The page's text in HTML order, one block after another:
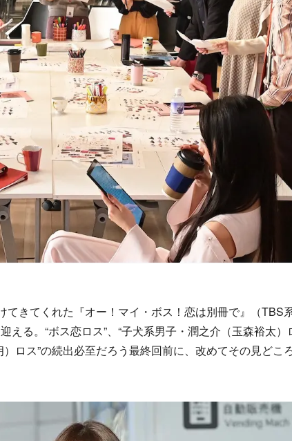
てきてくれた『オー！マイ・ボス！恋は別冊で』（TBS
える。“ボス恋ロス”、“子犬系男子・潤之介（玉森裕太）
ロス”の続出必至だろう最終回前に、改めてその見どこ